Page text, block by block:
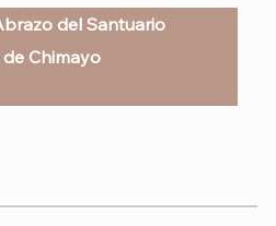
del Santuario
Chimayo